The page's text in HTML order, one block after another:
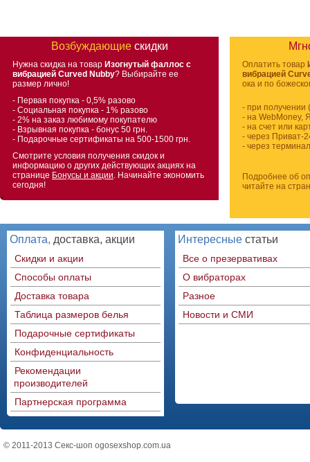
Возбуждающиескидки
Нужна скидка на товар Изогнутый фаллос с
вибрацией Curved Nubby? Выбирайте ее
размер лично!
- Первая покупка - 0,5% разово
- Социальная покупка - 1% разово
- 2% на заказ любимому покупателю
- Взрывная покупка - бонус 50 грн.
- Подарочные сертификаты на 500-1500 грн.
Смотрите условия получения скидок и
информацию о других действующих акциях на
странице Бонусы и акции. Начинайте экономить
сегодня!
Оплатить товар
вибрацией
ока и по
- при
- на WebMoney,
- на счет или
- через Приват-
- через
Подробнее об
читайте на
Оплата, доставка, акции
Скидки и акции
Способы оплаты
Доставка товара
Таблица размеров белья
Подарочные сертификаты
Конфиденциальность
Рекомендации
производителей
Партнерская программа
Интересные статьи
Все о презервативах
О вибраторах
Разное
Новости и СМИ
© 2011-2013 Секс-шоп ogosexshop.com.ua